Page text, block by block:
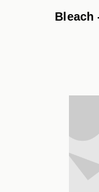
Bleach